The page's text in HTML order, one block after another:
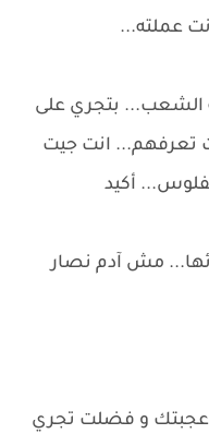
عملته...
الشعب... بتجري على
تعرفهم... انت جيت
أكيد
مش آدم نصار
عجبتك و فضلت تجري